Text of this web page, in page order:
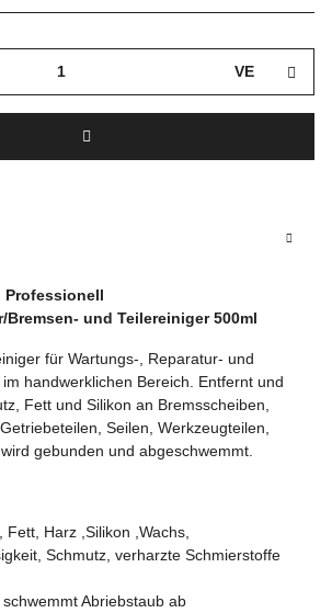
VE
Professionell
Bremsen- und Teilereiniger 500ml
für Wartungs-, Reparatur- und
handwerklichen Bereich. Entfernt und
Fett und Silikon an Bremsscheiben,
Seilen, Werkzeugteilen,
gebunden und abgeschwemmt.
Fett, Harz ,Silikon ,Wachs,
Schmutz, verharzte Schmierstoffe
Abriebstaub ab